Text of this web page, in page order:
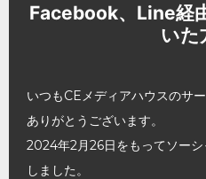
Facebook、Line経
いた
いつもCEメディアハウスのサ
ありがとうございます。
2024年2月26日をもってソー
しました。